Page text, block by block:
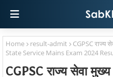
Home result-admit
CGPSC राज्य
State Service Mains Exam 2024
CGPSC राज्य सेवा मुख्य